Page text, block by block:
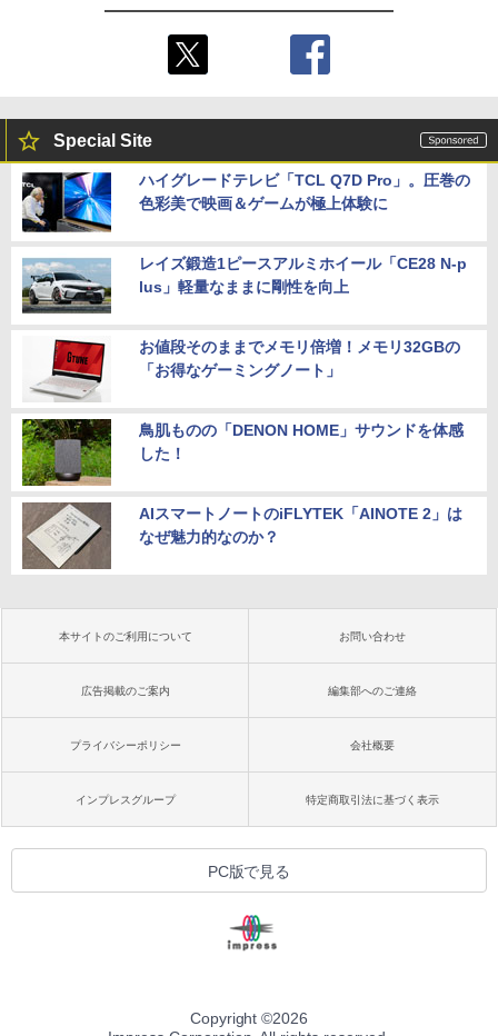
Special Site
ハイグレードテレビ「TCL Q7D Pro」。圧巻の
色彩美で映画＆ゲームが極上体験に
レイズ鍛造1ピースアルミホイール「CE28 N-p
lus」軽量なままに剛性を向上
お値段そのままでメモリ倍増！メモリ32GBの
「お得なゲーミングノート」
鳥肌ものの「DENON HOME」サウンドを体感
した！
AIスマートノートのiFLYTEK「AINOTE 2」は
なぜ魅力的なのか？
本サイトのご利用について お問い合わせ
広告掲載のご案内 編集部へのご連絡
プライバシーポリシー 会社概要
インプレスグループ 特定商取引法に基づく表示
PC版で見る
Copyright ©2026